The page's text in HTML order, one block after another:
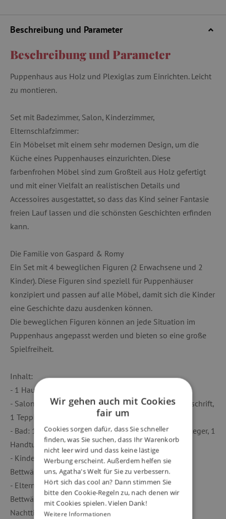
Beschreibung und Parameter
Beschreibung und Parameter
Puppenhaus aus Holz und Plexiglas zum Einrichten. Leicht
zu montieren.
Set mit Badezimmer, Salon, Kinderzimmer,
Elternschlafzimmer:
Ein Möbelset mit einem sehr modernen Design, um die
Küche eines Puppenhauses einzurichten. Diese
farbenfrohen Möbel sind zum Großteil aus Holz gefertigt
und mit einer Vielfalt an realistischen Details und
Accessoires ausgestattet, so dass das Kind seiner Fantasie
freien Lauf lassen und die schönsten Geschichten erfinden
kann.
Die Familie von Gaspard & Romy
Ein Set mit 4 beweglichen Figuren (2 Erwachsene und 2
Kinder). Diese Figuren sind speziell für Puppenhäuser
konzipiert und passen auf alle Möbel, damit sich die Kinder
eine Geschichte dazu ausdenken können.
Die beweglichen Figuren können an jede Situation im
Puppenhaus angepasst werden und bieten so eine große
Spielfreiheit.
Inhalt:
- 1 Haus zu bauen
- Salon: 1 Sofa, 2 Kissen, 1 Couchtisch, 1 Buch, 1 Zeitschrift,
1 Teppich, 1 Hocker, 1 Stehlampe.
- Bad: 1 Dusche, 1 Waschbecken, 1 Toilette, 1 Badvorleger, 1
Handtuch, 1 Zahnputzglas, 1 Shampooflasche.
- Kinderzimmer: 2 Einzelbetten, 2 Matratzen mit
Bettwäsche, 2 Kopfkissen, 1 Schreibtisch, 1 Hocker
- Elternschlafzimmer: 1 Doppelbett, 1 Matratze mit
Bettwäsche, 2 Kopfkissen, 2 Nachttische, 2
Nachttischlampen, 1 Buch, 1 Bild.
Wir gehen auch mit Cookies
fair um
Cookies sorgen dafür, dass Sie schneller
finden, was Sie suchen, dass Ihr Warenkorb
nicht leer wird und dass keine lästige
Werbung erscheint. Außerdem helfen sie
uns, Agatha's Welt für Sie zu verbessern.
Hört sich das cool an? Dann stimmen Sie
bitte den Cookie-Regeln zu, nach denen wir
mit Cookies spielen. Vielen Dank!
Weitere Informationen